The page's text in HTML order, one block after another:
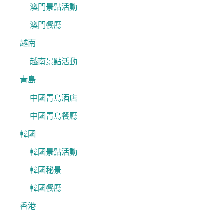
澳門景點活動
澳門餐廳
越南
越南景點活動
青島
中國青島酒店
中國青島餐廳
韓國
韓國景點活動
韓國秘景
韓國餐廳
香港